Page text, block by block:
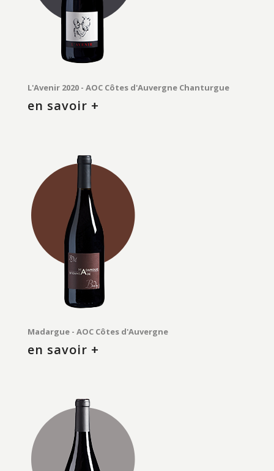
L'Avenir 2020 - AOC Côtes d'Auvergne Chanturgue
en savoir +
Madargue - AOC Côtes d'Auvergne
en savoir +